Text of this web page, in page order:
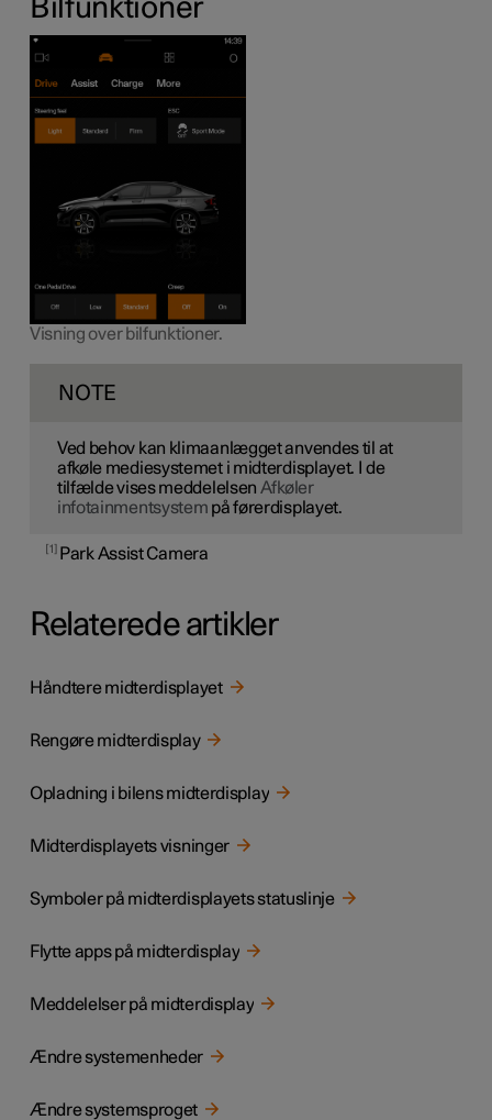
Bilfunktioner
Visning over bilfunktioner.
NOTE
Ved behov kan klimaanlægget anvendes til at
afkøle mediesystemet i midterdisplayet. I de
tilfælde vises meddelelsen Afkøler
infotainmentsystem på førerdisplayet.
1 Park Assist Camera
Relaterede artikler
Håndtere midterdisplayet
Rengøre midterdisplay
Opladning i bilens midterdisplay
Midterdisplayets visninger
Symboler på midterdisplayets statuslinje
Flytte apps på midterdisplay
Meddelelser på midterdisplay
Ændre systemenheder
Ændre systemsproget